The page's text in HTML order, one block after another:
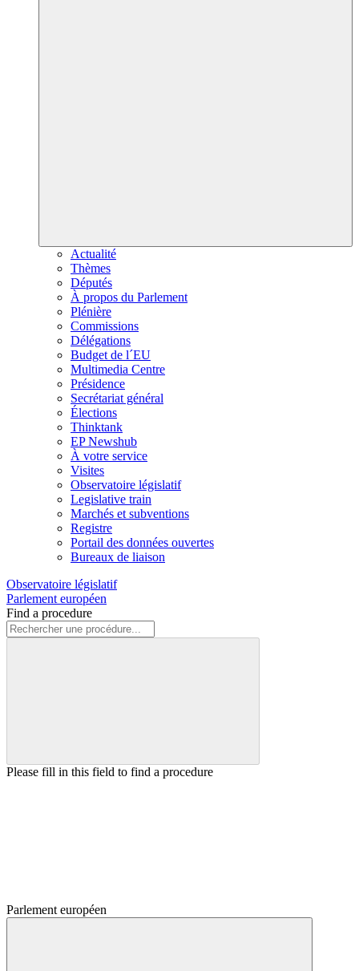
Actualité
Thèmes
Députés
À propos du Parlement
Plénière
Commissions
Délégations
Budget de l´EU
Multimedia Centre
Présidence
Secrétariat général
Élections
Thinktank
EP Newshub
À votre service
Visites
Observatoire législatif
Legislative train
Marchés et subventions
Registre
Portail des données ouvertes
Bureaux de liaison
Observatoire législatif
Parlement européen
Find a procedure
Please fill in this field to find a procedure
Parlement européen